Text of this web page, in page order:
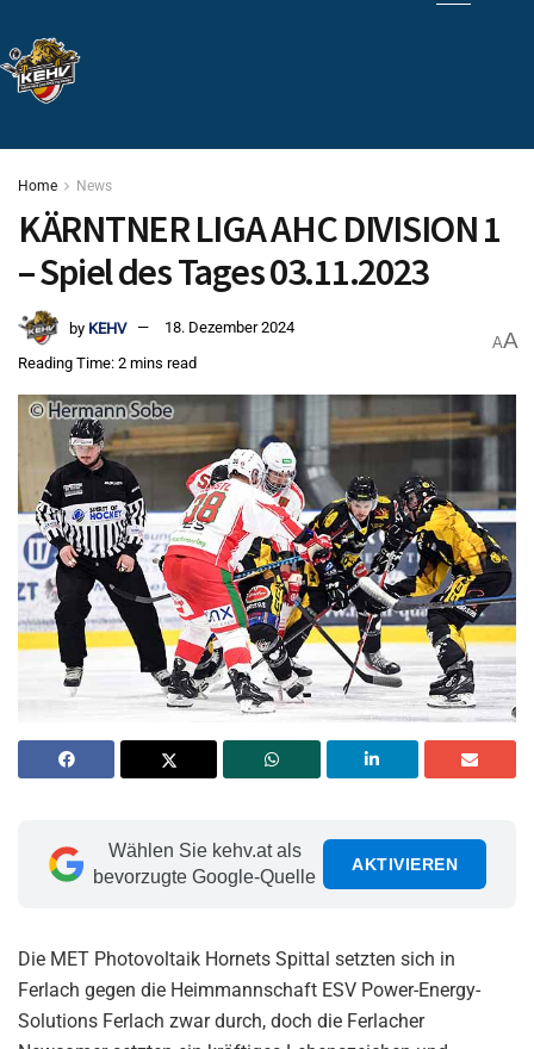
Home News
KÄRNTNER LIGA AHC DIVISION 1
– Spiel des Tages 03.11.2023
by KEHV
18. Dezember 2024
Reading Time: 2 mins read
AA
Wählen Sie kehv.at als
bevorzugte Google-Quelle
AKTIVIEREN
Die MET Photovoltaik Hornets Spittal setzten sich in
Ferlach gegen die Heimmannschaft ESV Power-Energy-
Solutions Ferlach zwar durch, doch die Ferlacher